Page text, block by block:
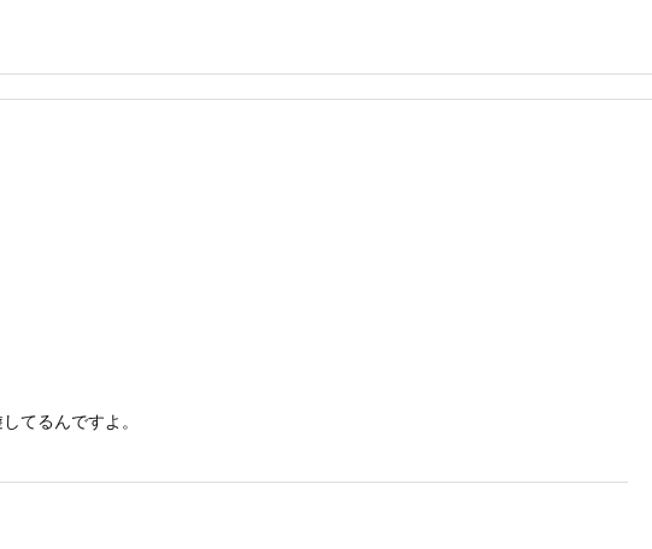
てるんですよ。